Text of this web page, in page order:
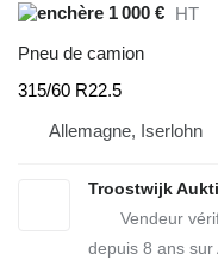
1 000 € HT
Pneu de camion
315/60 R22.5
Allemagne, Iserlohn
Troostwijk
depuis 8 ans sur